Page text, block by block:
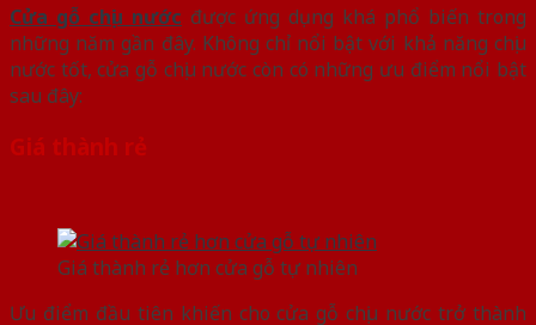
Cửa gỗ chịu nước được ứng dụng khá phổ biến trong
những năm gần đây. Không chỉ nổi bật với khả năng chịu
nước tốt, cửa gỗ chịu nước còn có những ưu điểm nổi bật
sau đây:
Giá thành rẻ
Giá thành rẻ hơn cửa gỗ tự nhiên
Ưu điểm đầu tiên khiến cho cửa gỗ chịu nước trở thành